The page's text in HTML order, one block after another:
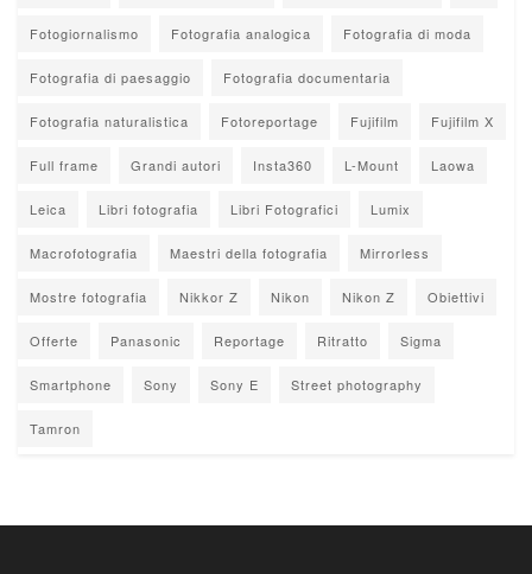
Fotogiornalismo Fotografia analogica Fotografia di moda
Fotografia di paesaggio Fotografia documentaria
Fotografia naturalistica Fotoreportage Fujifilm Fujifilm X
Full frame Grandi autori Insta360 L-Mount Laowa
Leica Libri fotografia Libri Fotografici Lumix
Macrofotografia Maestri della fotografia Mirrorless
Mostre fotografia Nikkor Z Nikon Nikon Z Obiettivi
Offerte Panasonic Reportage Ritratto Sigma
Smartphone Sony Sony E Street photography
Tamron